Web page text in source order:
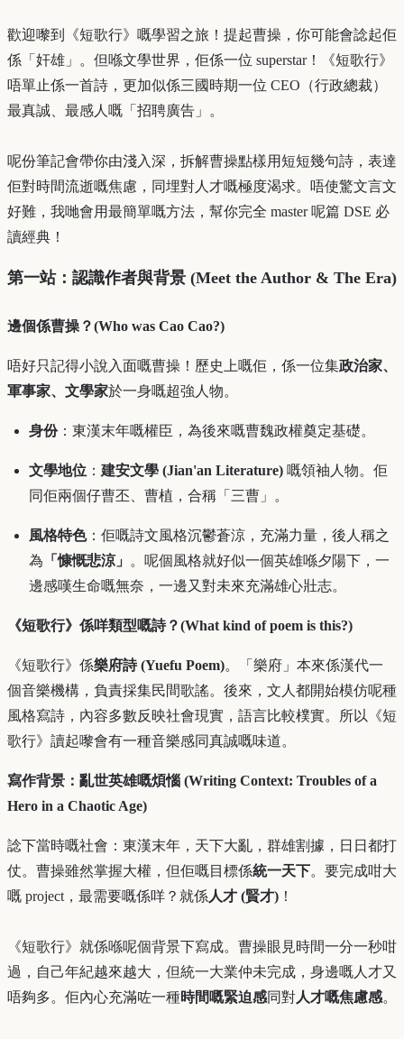
歡迎嚟到《短歌行》嘅學習之旅！提起曹操，你可能會諗起佢
係「奸雄」。但喺文學世界，佢係一位 superstar！《短歌行》
唔單止係一首詩，更加似係三國時期一位 CEO（行政總裁）
最真誠、最感人嘅「招聘廣告」。
呢份筆記會帶你由淺入深，拆解曹操點樣用短短幾句詩，表達
佢對時間流逝嘅焦慮，同埋對人才嘅極度渴求。唔使驚文言文
好難，我哋會用最簡單嘅方法，幫你完全 master 呢篇 DSE 必
讀經典！
第一站：認識作者與背景 (Meet the Author & The Era)
邊個係曹操？(Who was Cao Cao?)
唔好只記得小說入面嘅曹操！歷史上嘅佢，係一位集政治家、
軍事家、文學家於一身嘅超強人物。
身份：東漢末年嘅權臣，為後來嘅曹魏政權奠定基礎。
文學地位 ： 建安文學 (Jian'an Literature) 嘅領袖人物。佢
同佢兩個仔曹丕、曹植，合稱「三曹」。
風格特色：佢嘅詩文風格沉鬱蒼涼，充滿力量，後人稱之
為 「慷慨悲涼」 。呢個風格就好似一個英雄喺夕陽下，一
邊感嘆生命嘅無奈，一邊又對未來充滿雄心壯志。
《短歌行》係咩類型嘅詩？(What kind of poem is this?)
《短歌行》係樂府詩 (Yuefu Poem)。「樂府」本來係漢代一
個音樂機構，負責採集民間歌謠。後來，文人都開始模仿呢種
風格寫詩，內容多數反映社會現實，語言比較樸實。所以《短
歌行》讀起嚟會有一種音樂感同真誠嘅味道。
寫作背景：亂世英雄嘅煩惱 (Writing Context: Troubles of a
Hero in a Chaotic Age)
諗下當時嘅社會：東漢末年，天下大亂，群雄割據，日日都打
仗。曹操雖然掌握大權，但佢嘅目標係統一天下。要完成咁大
嘅 project，最需要嘅係咩？就係人才 (賢才) ！
《短歌行》就係喺呢個背景下寫成。曹操眼見時間一分一秒咁
過，自己年紀越來越大，但統一大業仲未完成，身邊嘅人才又
唔夠多。佢內心充滿咗一種時間嘅緊迫感同對人才嘅焦慮感。